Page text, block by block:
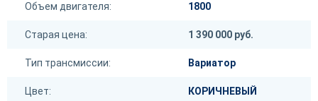
Объем двигателя: 1800
Старая цена: 1 390 000 руб.
Тип трансмиссии: Вариатор
Цвет: КОРИЧНЕВЫЙ